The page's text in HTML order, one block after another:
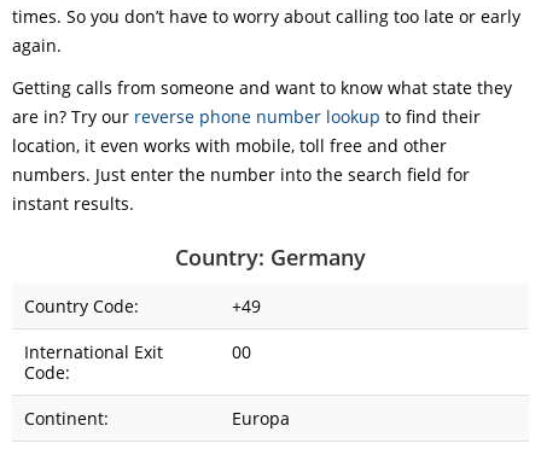
times. So you don’t have to worry about calling too late or early
again.
Getting calls from someone and want to know what state they
are in? Try our reverse phone number lookup to find their
location, it even works with mobile, toll free and other
numbers. Just enter the number into the search field for
instant results.
Country: Germany
Country Code:
+49
International Exit
Code:
00
Continent:
Europa